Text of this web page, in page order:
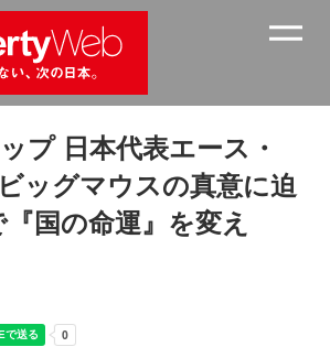
プ 日本代表エース・
ッグマウスの真意に迫
国の命運』を変え